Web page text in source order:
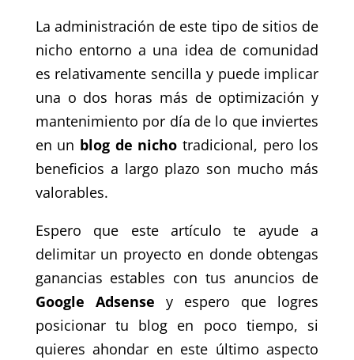
La administración de este tipo de sitios de
nicho entorno a una idea de comunidad
es relativamente sencilla y puede implicar
una o dos horas más de optimización y
mantenimiento por día de lo que inviertes
en un blog de nicho tradicional, pero los
beneficios a largo plazo son mucho más
valorables.
Espero que este artículo te ayude a
delimitar un proyecto en donde obtengas
ganancias estables con tus anuncios de
Google Adsense y espero que logres
posicionar tu blog en poco tiempo, si
quieres ahondar en este último aspecto